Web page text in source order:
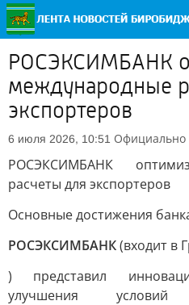
РОСЭКСИМБАНК
международные
экспортеров
6 июля 2026, 10:51 Официально
РОСЭКСИМБАНК
расчеты для экспортеров
Основные достижения
РОСЭКСИМБАНК(входит в
) представил
улучшения условий